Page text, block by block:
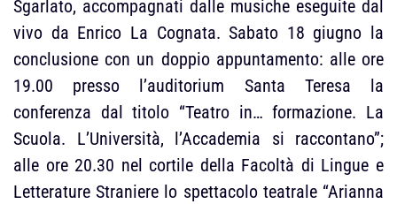
Sgarlato, accompagnati dalle musiche eseguite dal
vivo da Enrico La Cognata. Sabato 18 giugno la
conclusione con un doppio appuntamento: alle ore
19.00 presso l’auditorium Santa Teresa la
conferenza dal titolo “Teatro in… formazione. La
Scuola. L’Università, l’Accademia si raccontano”;
alle ore 20.30 nel cortile della Facoltà di Lingue e
Letterature Straniere lo spettacolo teatrale “Arianna